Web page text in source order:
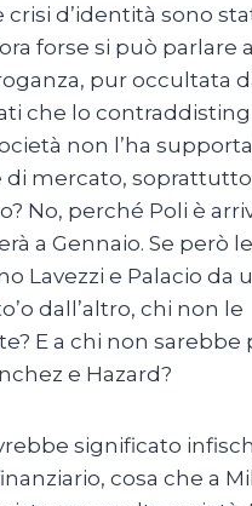
d’identità sono
forse si può parlare
pur occultata
che lo
non l’ha
di mercato,
No, perché Poli è
a Gennaio. Se però
Lavezzi e Palacio da
dall’altro, chi non le
E a chi non sarebbe
e Hazard?
significato
cosa che a